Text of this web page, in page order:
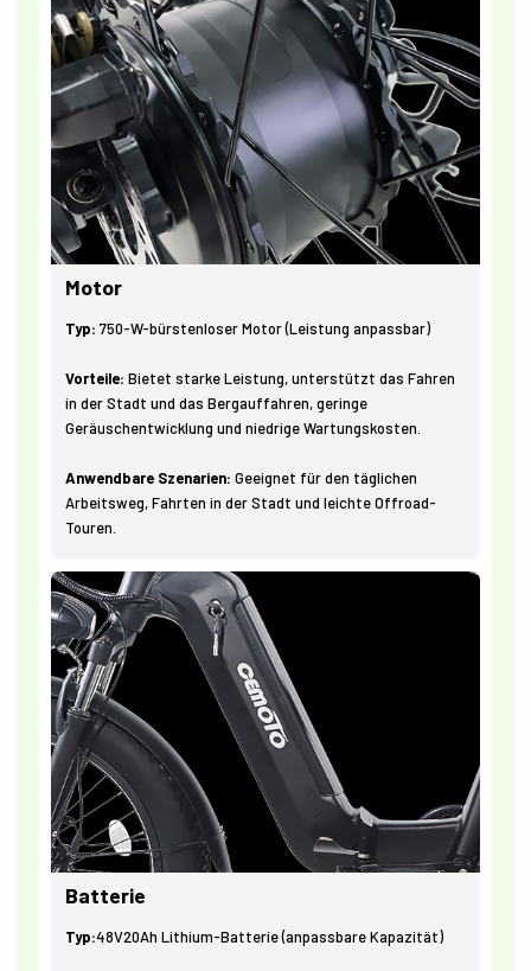
Motor
Typ:750-W-bürstenloser Motor (Leistung anpassbar)
Vorteile: Bietet starke Leistung, unterstützt das Fahren
in der Stadt und das Bergauffahren, geringe
Geräuschentwicklung und niedrige Wartungskosten.
Anwendbare Szenarien:Geeignet für den täglichen
Arbeitsweg, Fahrten in der Stadt und leichte Offroad-
Touren.
Batterie
Typ:48V20Ah Lithium-Batterie (anpassbare Kapazität)